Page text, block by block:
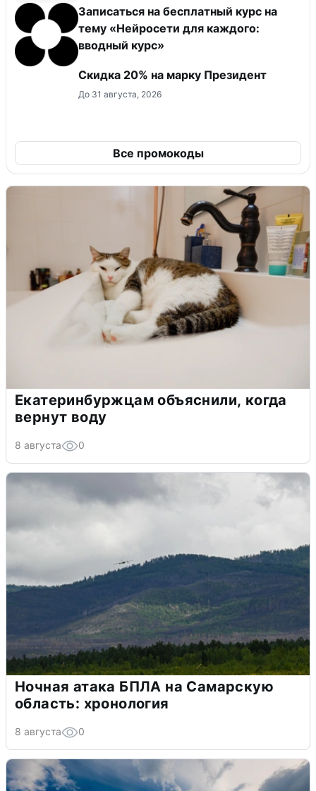
Записаться на бесплатный курс на
тему «Нейросети для каждого:
вводный курс»
Скидка 20% на марку Президент
До 31 августа, 2026
Все промокоды
Екатеринбуржцам объяснили, когда
вернут воду
8 августа 0
Ночная атака БПЛА на Самарскую
область: хронология
8 августа 0